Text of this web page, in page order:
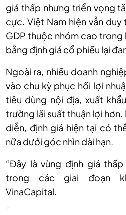
giá thấp nhưng triển vọng
cực. Việt Nam hiện vẫn
GDP thuộc nhóm cao trong
bằng định giá cổ phiếu lại
Ngoài ra, nhiều doanh
vào chu kỳ phục hồi lợi
tiêu dùng nội địa, xuất
trường lãi suất thuận lợi
diễn, định giá hiện tại có
nữa dưới góc nhìn dài hạn.
“Đây là vùng định giá
trong các giai đoạn
VinaCapital.